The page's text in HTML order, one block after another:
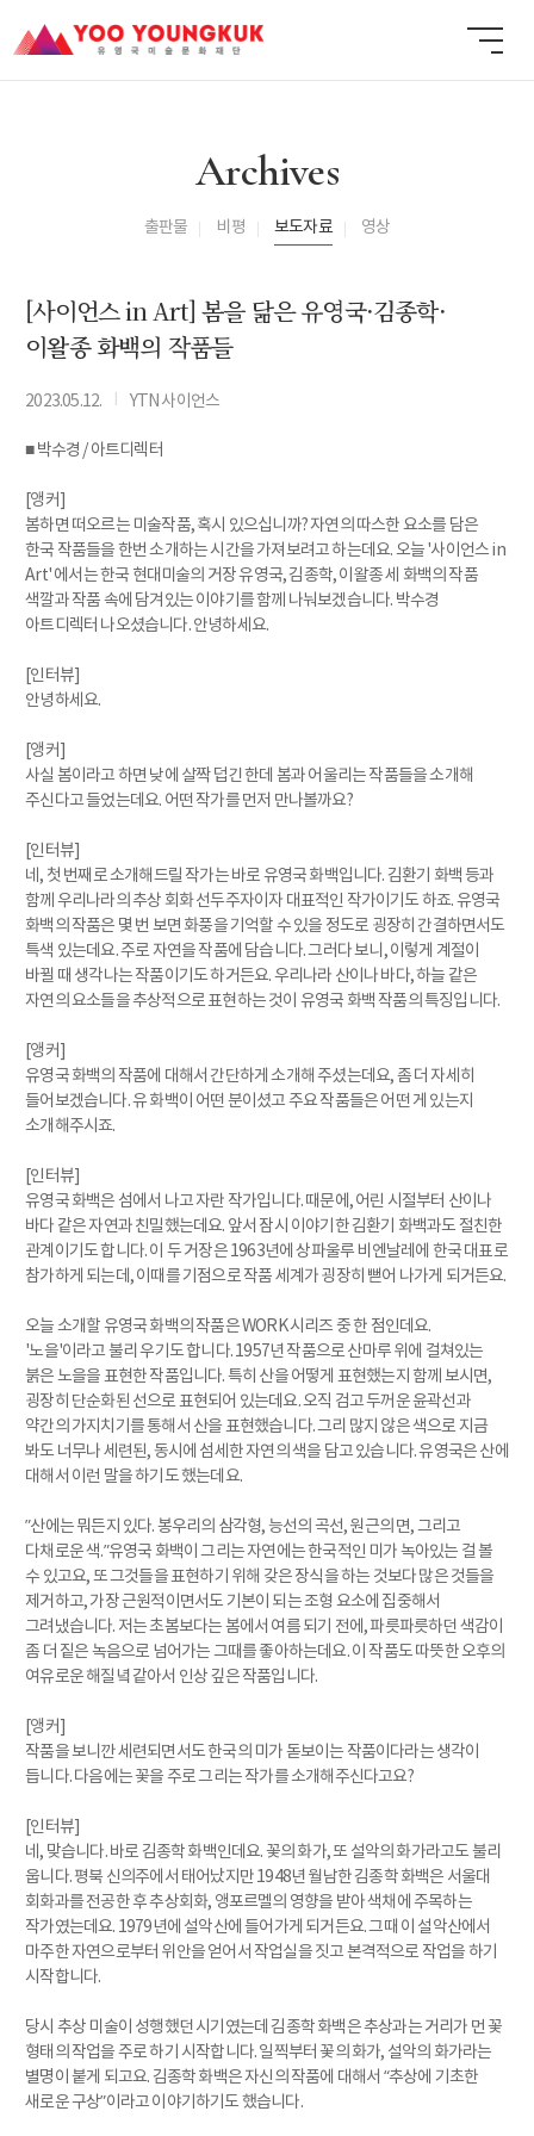
Archives
출판물 비평 보도자료 영상
[사이언스 in Art] 봄을 닮은 유영국·김종학·
이왈종 화백의 작품들
2023.05.12. YTN 사이언스
■ 박수경 / 아트디렉터
[앵커]
봄하면 떠오르는 미술작품, 혹시 있으십니까? 자연의 따스한 요소를 담은
한국 작품들을 한번 소개하는 시간을 가져보려고 하는데요. 오늘 '사이언스 in
Art' 에서는 한국 현대미술의 거장 유영국, 김종학, 이왈종 세 화백의 작품
색깔과 작품 속에 담겨있는 이야기를 함께 나눠보겠습니다. 박수경
아트디렉터 나오셨습니다. 안녕하세요.
[인터뷰]
안녕하세요.
[앵커]
사실 봄이라고 하면 낮에 살짝 덥긴 한데 봄과 어울리는 작품들을 소개해
주신다고 들었는데요. 어떤 작가를 먼저 만나볼까요?
[인터뷰]
네, 첫 번째로 소개해드릴 작가는 바로 유영국 화백입니다. 김환기 화백 등과
함께 우리나라의 추상 회화 선두주자이자 대표적인 작가이기도 하죠. 유영국
화백의 작품은 몇 번 보면 화풍을 기억할 수 있을 정도로 굉장히 간결하면서도
특색 있는데요. 주로 자연을 작품에 담습니다. 그러다 보니, 이렇게 계절이
바뀔 때 생각나는 작품이기도 하거든요. 우리나라 산이나 바다, 하늘 같은
자연의 요소들을 추상적으로 표현하는 것이 유영국 화백 작품의 특징입니다.
[앵커]
유영국 화백의 작품에 대해서 간단하게 소개해 주셨는데요, 좀 더 자세히
들어보겠습니다. 유 화백이 어떤 분이셨고 주요 작품들은 어떤 게 있는지
소개해주시죠.
[인터뷰]
유영국 화백은 섬에서 나고 자란 작가입니다. 때문에, 어린 시절부터 산이나
바다 같은 자연과 친밀했는데요. 앞서 잠시 이야기한 김환기 화백과도 절친한
관계이기도 합니다. 이 두 거장은 1963년에 상파울루 비엔날레에 한국 대표로
참가하게 되는데, 이때를 기점으로 작품 세계가 굉장히 뻗어 나가게 되거든요.
오늘 소개할 유영국 화백의 작품은 WORK 시리즈 중 한 점인데요.
'노을'이라고 불리 우기도 합니다. 1957년 작품으로 산마루 위에 걸쳐있는
붉은 노을을 표현한 작품입니다. 특히 산을 어떻게 표현했는지 함께 보시면,
굉장히 단순화된 선으로 표현되어 있는데요. 오직 검고 두꺼운 윤곽선과
약간의 가지치기를 통해서 산을 표현했습니다. 그리 많지 않은 색으로 지금
봐도 너무나 세련된, 동시에 섬세한 자연의 색을 담고 있습니다. 유영국은 산에
대해서 이런 말을 하기도 했는데요.
”산에는 뭐든지 있다. 봉우리의 삼각형, 능선의 곡선, 원근의 면, 그리고
다채로운 색.”유영국 화백이 그리는 자연에는 한국적인 미가 녹아있는 걸 볼
수 있고요, 또 그것들을 표현하기 위해 갖은 장식을 하는 것보다 많은 것들을
제거하고, 가장 근원적이면서도 기본이 되는 조형 요소에 집중해서
그려냈습니다. 저는 초봄보다는 봄에서 여름 되기 전에, 파릇파릇하던 색감이
좀 더 짙은 녹음으로 넘어가는 그때를 좋아하는데요. 이 작품도 따뜻한 오후의
여유로운 해질녘 같아서 인상 깊은 작품입니다.
[앵커]
작품을 보니깐 세련되면서도 한국의 미가 돋보이는 작품이다라는 생각이
듭니다. 다음에는 꽃을 주로 그리는 작가를 소개해주신다고요?
[인터뷰]
네, 맞습니다. 바로 김종학 화백인데요. 꽃의 화가, 또 설악의 화가라고도 불리
웁니다. 평북 신의주에서 태어났지만 1948년 월남한 김종학 화백은 서울대
회화과를 전공한 후 추상회화, 앵포르멜의 영향을 받아 색채에 주목하는
작가였는데요. 1979년에 설악산에 들어가게 되거든요. 그때 이 설악산에서
마주한 자연으로부터 위안을 얻어서 작업실을 짓고 본격적으로 작업을 하기
시작합니다.
당시 추상 미술이 성행했던 시기였는데 김종학 화백은 추상과는 거리가 먼 꽃
형태의 작업을 주로 하기 시작합니다. 일찍부터 꽃의 화가, 설악의 화가라는
별명이 붙게 되고요. 김종학 화백은 자신의 작품에 대해서 “추상에 기초한
새로운 구상”이라고 이야기하기도 했습니다.